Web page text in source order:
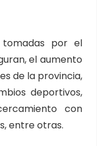
tomadas por el
el aumento
de la provincia,
deportivos,
con
entre otras.